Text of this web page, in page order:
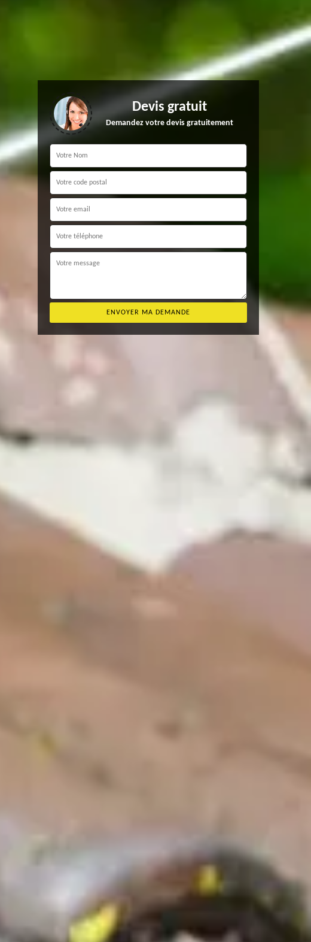
Devis gratuit
Demandez votre devis gratuitement